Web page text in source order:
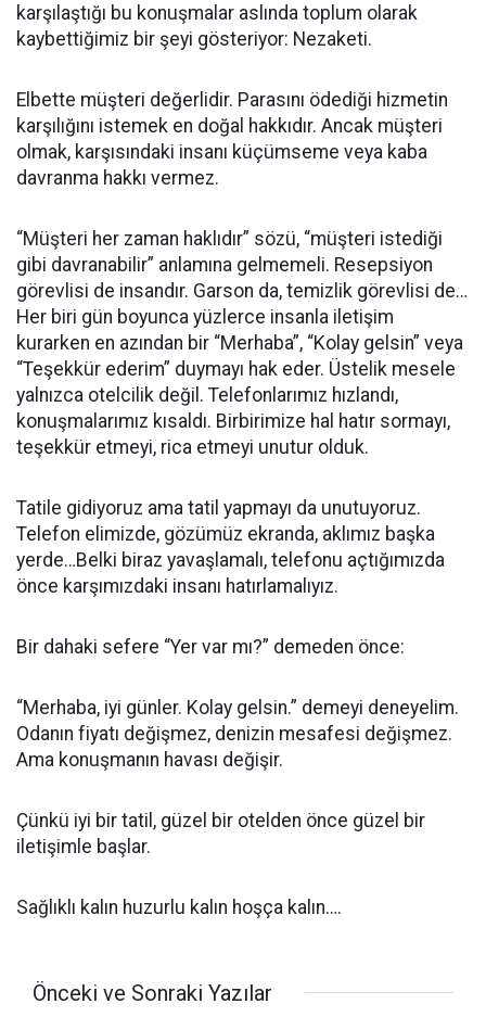
karşılaştığı bu konuşmalar aslında toplum olarak
kaybettiğimiz bir şeyi gösteriyor: Nezaketi.
Elbette müşteri değerlidir. Parasını ödediği hizmetin
karşılığını istemek en doğal hakkıdır. Ancak müşteri
olmak, karşısındaki insanı küçümseme veya kaba
davranma hakkı vermez.
“Müşteri her zaman haklıdır” sözü, “müşteri istediği
gibi davranabilir” anlamına gelmemeli. Resepsiyon
görevlisi de insandır. Garson da, temizlik görevlisi de…
Her biri gün boyunca yüzlerce insanla iletişim
kurarken en azından bir “Merhaba”, “Kolay gelsin” veya
“Teşekkür ederim” duymayı hak eder. Üstelik mesele
yalnızca otelcilik değil. Telefonlarımız hızlandı,
konuşmalarımız kısaldı. Birbirimize hal hatır sormayı,
teşekkür etmeyi, rica etmeyi unutur olduk.
Tatile gidiyoruz ama tatil yapmayı da unutuyoruz.
Telefon elimizde, gözümüz ekranda, aklımız başka
yerde…Belki biraz yavaşlamalı, telefonu açtığımızda
önce karşımızdaki insanı hatırlamalıyız.
Bir dahaki sefere “Yer var mı?” demeden önce:
“Merhaba, iyi günler. Kolay gelsin.” demeyi deneyelim.
Odanın fiyatı değişmez, denizin mesafesi değişmez.
Ama konuşmanın havası değişir.
Çünkü iyi bir tatil, güzel bir otelden önce güzel bir
iletişimle başlar.
Sağlıklı kalın huzurlu kalın hoşça kalın….
Önceki ve Sonraki Yazılar